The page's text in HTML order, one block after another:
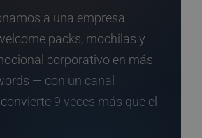
a una empresa
packs, mochilas y
corporativo en más
— con un canal
9 veces más que el